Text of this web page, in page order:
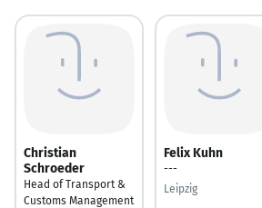
Christian
Schroeder
Head of Transport &
Customs Management
Felix Kuhn
---
Leipzig